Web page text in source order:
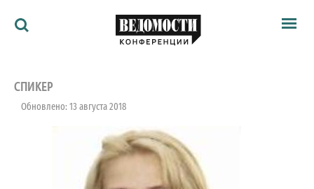
Архив
Ведомости
Как потратить
СПИКЕР
Обновлено: 13 августа 2018